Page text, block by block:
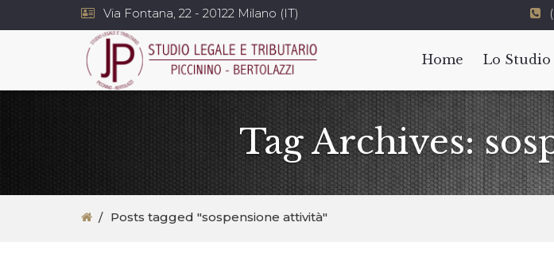
Via Fontana, 22 - 20122 Milano (IT)
Home Lo Studio
Tag Archives:
Posts tagged "sospensione attività"